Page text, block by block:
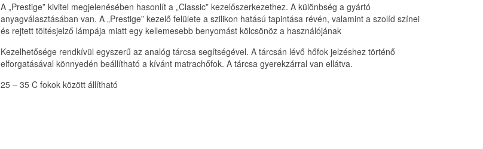
A „Prestige” kivitel megjelenésében hasonlít a „Classic” kezelőszerkezethez. A különbség a gyártó
anyagválasztásában van. A „Prestige” kezelő felülete a szilikon hatású tapintása révén, valamint a szolíd színei
és rejtett töltésjelző lámpája miatt egy kellemesebb benyomást kölcsönöz a használójának
Kezelhetősége rendkívül egyszerű az analóg tárcsa segítségével. A tárcsán lévő hőfok jelzéshez történő
elforgatásával könnyedén beállítható a kívánt matrachőfok. A tárcsa gyerekzárral van ellátva.
25 – 35 C fokok között állítható